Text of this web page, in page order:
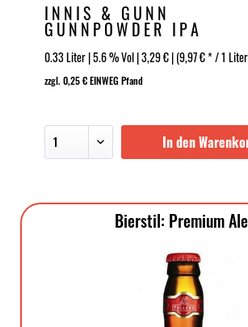
INNIS & GUNN
GUNNPOWDER IPA
0.33 Liter | 5.6 % Vol | 3,29 € | (9,97 € * / 1
zzgl. 0,25 € EINWEG Pfand
In den
Bierstil: Premium Ale